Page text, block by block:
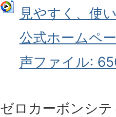
見やすく、使
公式ホームペ
声ファイル:
ゼロカーボンシ